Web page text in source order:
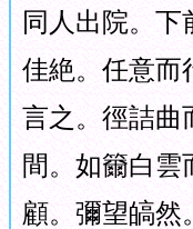
同人出院。下
佳絶。任意而
言之。徑詰曲
間。如籋白雲
顧。彌望皜然